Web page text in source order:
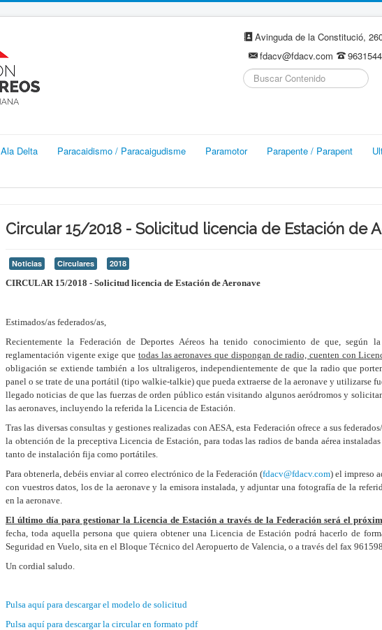
Avinguda de la Constitució,
fdacv@fdacv.com
Buscar...
Ala Delta Paracaidismo / Paracaigudisme Paramotor Parapente / Parapent
Circular 15/2018 - Solicitud licencia de Estación de
Noticias Circulares
2018
CIRCULAR 15/2018 - Solicitud licencia de Estación de Aeronave
Estimados/as federados/as,
Recientemente la Federación de Deportes Aéreos ha tenido conocimiento de que, según
reglamentación vigente exige que todas las aeronaves que dispongan de radio, cuenten con
obligación se extiende también a los ultraligeros, independientemente de que la radio que
panel o se trate de una portátil (tipo walkie-talkie) que pueda extraerse de la aeronave y utilizarse
llegado noticias de que las fuerzas de orden público están visitando algunos aeródromos y
las aeronaves, incluyendo la referida la Licencia de Estación.
Tras las diversas consultas y gestiones realizadas con AESA, esta Federación ofrece a sus
la obtención de la preceptiva Licencia de Estación, para todas las radios de banda aérea
tanto de instalación fija como portátiles.
Para obtenerla, debéis enviar al correo electrónico de la Federación (fdacv@fdacv.com) el impreso
con vuestros datos, los de la aeronave y la emisora instalada, y adjuntar una fotografía de la
en la aeronave.
El último día para gestionar la Licencia de Estación a través de la Federación será el
fecha, toda aquella persona que quiera obtener una Licencia de Estación podrá hacerlo de
Seguridad en Vuelo, sita en el Bloque Técnico del Aeropuerto de Valencia, o a través del fax
Un cordial saludo.
Pulsa aquí para descargar el modelo de solicitud
Pulsa aquí para descargar la circular en formato pdf